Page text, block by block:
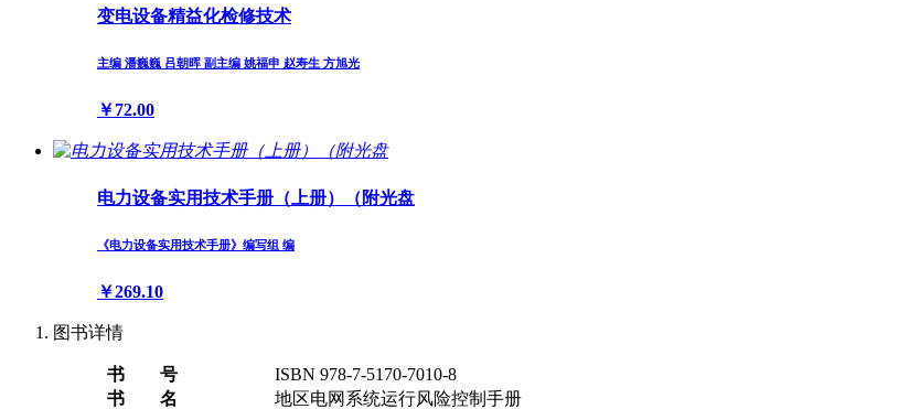
变电设备精益化检修技术
主编 潘巍巍 吕朝晖 副主编 姚福申 赵寿生 方旭光
￥72.00
电力设备实用技术手册（上册）（附光盘
《电力设备实用技术手册》编写组 编
￥269.10
图书详情
书 号 ISBN 978-7-5170-7010-8
书 名
地区电网系统运行风险控制手册